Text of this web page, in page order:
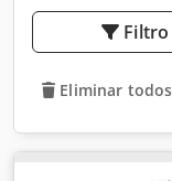
Filtro
Eliminar